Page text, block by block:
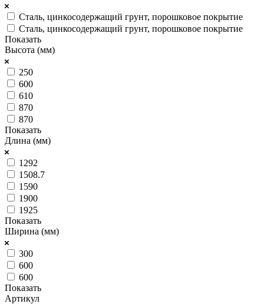
Сталь, цинкосодержащий грунт, порошковое покрытие
Сталь, цинкосодержащий грунт, порошковое покрытие
Показать
Высота (мм)
250
600
610
870
870
Показать
Длина (мм)
1292
1508.7
1590
1900
1925
Показать
Ширина (мм)
300
600
600
Показать
Артикул